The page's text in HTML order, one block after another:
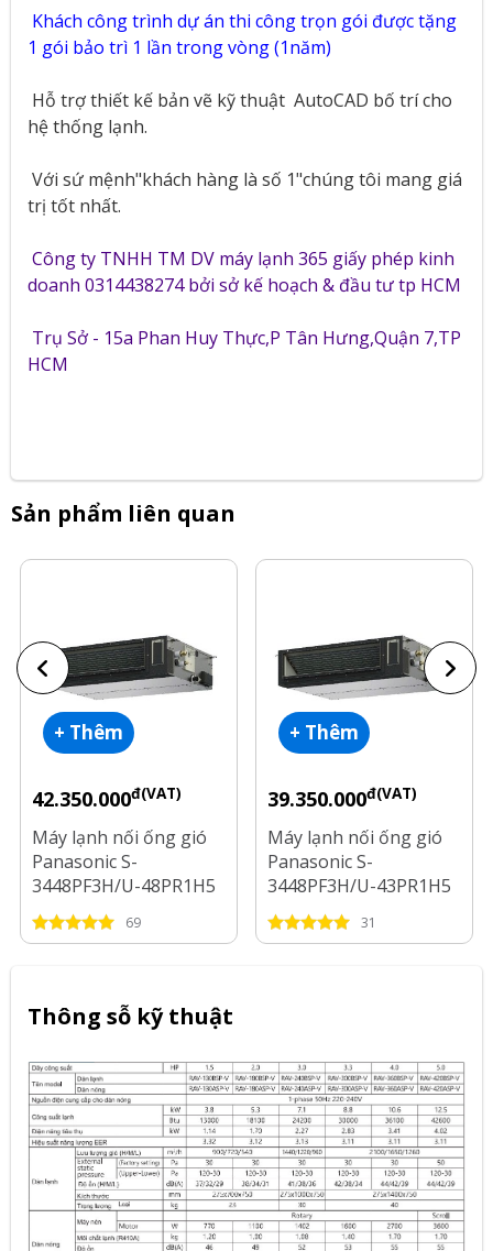
Khách công trình dự án thi công trọn gói được tặng
1 gói bảo trì 1 lần trong vòng (1năm)
Hỗ trợ thiết kế bản vẽ kỹ thuật AutoCAD bố trí cho
hệ thống lạnh.
Với sứ mệnh"khách hàng là số 1"chúng tôi mang giá
trị tốt nhất.
Công ty TNHH TM DV máy lạnh 365 giấy phép kinh
doanh 0314438274 bởi sở kế hoạch & đầu tư tp HCM
Trụ Sở - 15a Phan Huy Thực,P Tân Hưng,Quận 7,TP
HCM
Sản phẩm liên quan
+ Thêm
42.350.000đ(VAT)
Máy lạnh nối ống gió
Panasonic S-
3448PF3H/U-48PR1H5
Inverter 5.5 Hp
69
+ Thêm
39.350.000đ(VAT)
Máy lạnh nối ống gió
Panasonic S-
3448PF3H/U-43PR1H5
Inverter 5 Hp
31
Thông sỗ kỹ thuật